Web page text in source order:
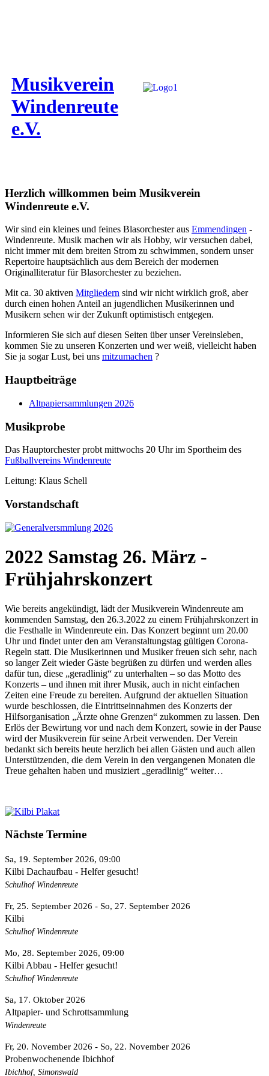
Musikverein
Windenreute
e.V.
Herzlich willkommen beim Musikverein
Windenreute e.V.
Wir sind ein kleines und feines Blasorchester aus Emmendingen -
Windenreute. Musik machen wir als Hobby, wir versuchen dabei,
nicht immer mit dem breiten Strom zu schwimmen, sondern unser
Repertoire hauptsächlich aus dem Bereich der modernen
Originalliteratur für Blasorchester zu beziehen.
Mit ca. 30 aktiven Mitgliedern sind wir nicht wirklich groß, aber
durch einen hohen Anteil an jugendlichen Musikerinnen und
Musikern sehen wir der Zukunft optimistisch entgegen.
Informieren Sie sich auf diesen Seiten über unser Vereinsleben,
kommen Sie zu unseren Konzerten und wer weiß, vielleicht haben
Sie ja sogar Lust, bei uns mitzumachen ?
Hauptbeiträge
Altpapiersammlungen 2026
Musikprobe
Das Hauptorchester probt mittwochs 20 Uhr im Sportheim des
Fußballvereins Windenreute
Leitung: Klaus Schell
Vorstandschaft
2022 Samstag 26. März -
Frühjahrskonzert
Wie bereits angekündigt, lädt der Musikverein Windenreute am
kommenden Samstag, den 26.3.2022 zu einem Frühjahrskonzert in
die Festhalle in Windenreute ein. Das Konzert beginnt um 20.00
Uhr und findet unter den am Veranstaltungstag gültigen Corona-
Regeln statt. Die Musikerinnen und Musiker freuen sich sehr, nach
so langer Zeit wieder Gäste begrüßen zu dürfen und werden alles
dafür tun, diese „geradlinig“ zu unterhalten – so das Motto des
Konzerts – und ihnen mit ihrer Musik, auch in nicht einfachen
Zeiten eine Freude zu bereiten. Aufgrund der aktuellen Situation
wurde beschlossen, die Eintrittseinnahmen des Konzerts der
Hilfsorganisation „Ärzte ohne Grenzen“ zukommen zu lassen. Den
Erlös der Bewirtung vor und nach dem Konzert, sowie in der Pause
wird der Musikverein für seine Arbeit verwenden. Der Verein
bedankt sich bereits heute herzlich bei allen Gästen und auch allen
Unterstützenden, die dem Verein in den vergangenen Monaten die
Treue gehalten haben und musiziert „geradlinig“ weiter…
Nächste Termine
Sa, 19. September 2026, 09:00
Kilbi Dachaufbau - Helfer gesucht!
Schulhof Windenreute
Fr, 25. September 2026 - So, 27. September 2026
Kilbi
Schulhof Windenreute
Mo, 28. September 2026, 09:00
Kilbi Abbau - Helfer gesucht!
Schulhof Windenreute
Sa, 17. Oktober 2026
Altpapier- und Schrottsammlung
Windenreute
Fr, 20. November 2026 - So, 22. November 2026
Probenwochenende Ibichhof
Ibichhof, Simonswald